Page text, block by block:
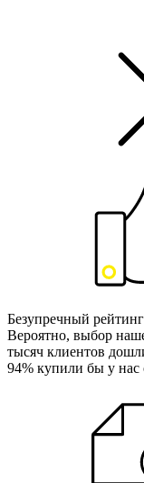
Безупречный
Вероятно, выбор
тысяч клиентов
94% купили бы у нас